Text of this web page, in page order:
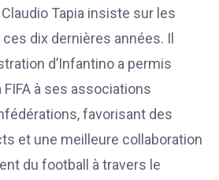
Tapia insiste sur les
dix dernières années. Il
d’Infantino a permis
FIFA à ses associations
favorisant des
et une meilleure collaboration
du football à travers le